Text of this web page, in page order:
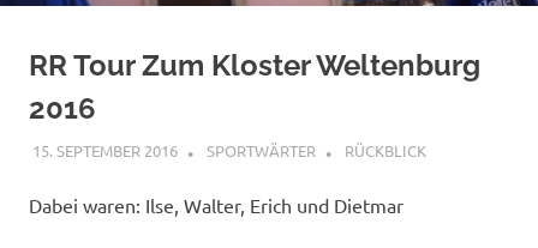
RR Tour Zum Kloster Weltenburg
2016
15. SEPTEMBER 2016 SPORTWÄRTER RÜCKBLICK
Dabei waren: Ilse, Walter, Erich und Dietmar